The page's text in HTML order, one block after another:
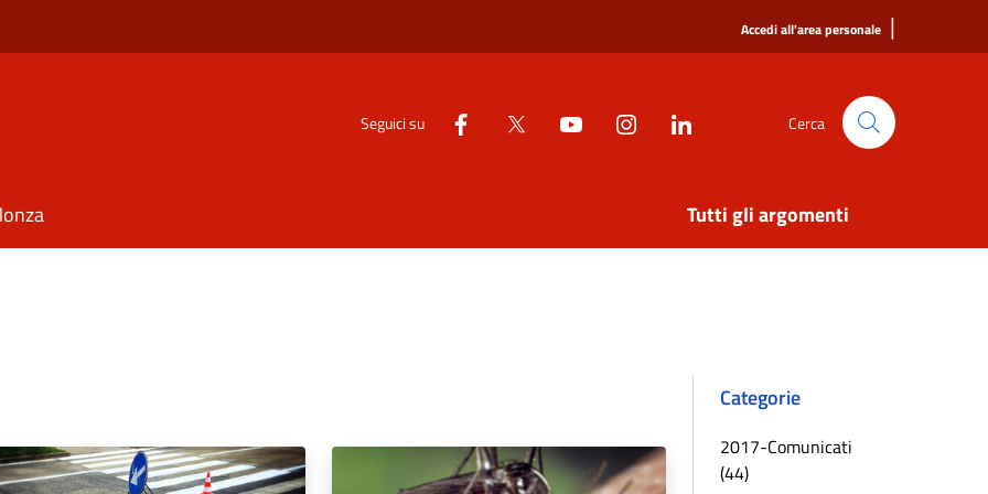
Accedi all'area personale |
Seguici su Cerca
Tutti gli argomenti
Categorie
2017-Comunicati
(44)